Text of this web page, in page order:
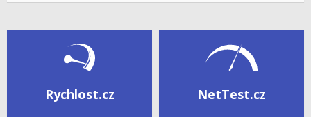
Rychlost.cz NetTest.cz